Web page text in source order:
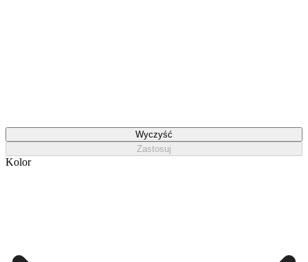
Wyczyść
Zastosuj
Kolor